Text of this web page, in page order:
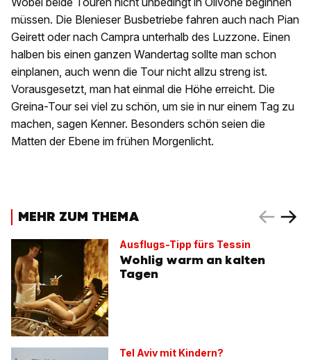
müssen. Die Blenieser Busbetriebe fahren auch nach Pian
Geirett oder nach Campra unterhalb des Luzzone. Einen
halben bis einen ganzen Wandertag sollte man schon
einplanen, auch wenn die Tour nicht allzu streng ist.
Vorausgesetzt, man hat einmal die Höhe erreicht. Die
Greina-Tour sei viel zu schön, um sie in nur einem Tag zu
machen, sagen Kenner. Besonders schön seien die
Matten der Ebene im frühen Morgenlicht.
MEHR ZUM THEMA
Ausflugs-Tipp fürs Tessin
Wohlig warm an kalten
Tagen
Tel Aviv mit Kindern?